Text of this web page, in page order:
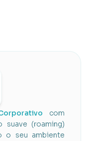
com
suave (roaming)
o seu ambiente